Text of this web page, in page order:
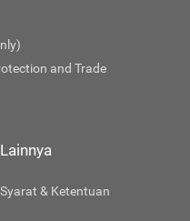
and Trade
Lainnya
Syarat & Ketentuan